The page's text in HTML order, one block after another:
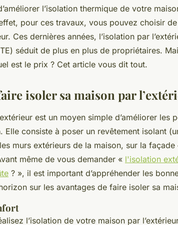
: un moyen
améliorer le
l’isolation thermique de votre
pour ces travaux, vous pouvez choisir
Ces dernières années, l’isolation par
séduit de plus en plus de propriétaires.
est le prix ? Cet article vous dit tout.
isoler sa maison par
est un moyen simple d’améliorer les
Elle consiste à poser un revêtement isolant
murs extérieurs de la maison, sur la
même de vous demander « l'isolation
? », il est important d’appréhender les
sur les avantages de faire isoler sa
l’isolation de votre maison par